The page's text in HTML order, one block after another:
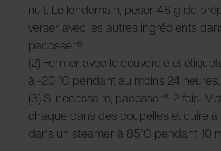
nuit. Le lendemain, peser 48 g de
verser avec les autres ingrédients
pacosser®.
(2) Fermer avec le couvercle et
à -20 °C pendant au moins 24 heures.
(3) Si nécessaire, pacosser® 2 fois.
chaque dans des coupelles et cuire à
dans un steamer à 85°C pendant 10